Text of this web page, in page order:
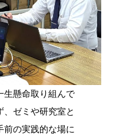
懸命取り組んで
、ゼミや研究室と
前の実践的な場に